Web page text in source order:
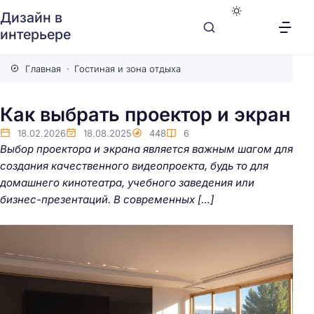
Дизайн в
интерьере
Главная Гостиная и зона отдыха
Как выбрать проектор и экран
18.02.2026 18.08.2025 448 6
Выбор проектора и экрана является важным шагом для
создания качественного видеопроекта, будь то для
домашнего кинотеатра, учебного заведения или
бизнес-презентаций. В современных […]